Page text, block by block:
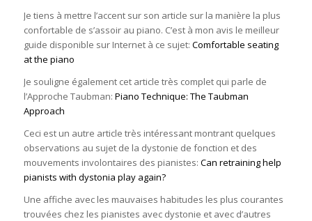
Je tiens à mettre l’accent sur son article sur la manière la plus
confortable de s’assoir au piano. C’est à mon avis le meilleur
guide disponible sur Internet à ce sujet: Comfortable seating
at the piano
Je souligne également cet article très complet qui parle de
l’Approche Taubman: Piano Technique: The Taubman
Approach
Ceci est un autre article très intéressant montrant quelques
observations au sujet de la dystonie de fonction et des
mouvements involontaires des pianistes: Can retraining help
pianists with dystonia play again?
Une affiche avec les mauvaises habitudes les plus courantes
trouvées chez les pianistes avec dystonie et avec d’autres